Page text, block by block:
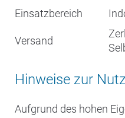
Einsatzbereich
Versand
Hinweise zur
Aufgrund des hohen